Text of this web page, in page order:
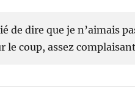
de dire que je n’aimais
le coup, assez